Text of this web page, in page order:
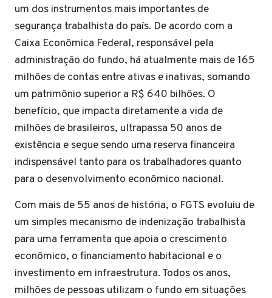
um dos instrumentos mais importantes de
segurança trabalhista do país. De acordo com a
Caixa Econômica Federal, responsável pela
administração do fundo, há atualmente mais de 165
milhões de contas entre ativas e inativas, somando
um patrimônio superior a R$ 640 bilhões. O
benefício, que impacta diretamente a vida de
milhões de brasileiros, ultrapassa 50 anos de
existência e segue sendo uma reserva financeira
indispensável tanto para os trabalhadores quanto
para o desenvolvimento econômico nacional.
Com mais de 55 anos de história, o FGTS evoluiu de
um simples mecanismo de indenização trabalhista
para uma ferramenta que apoia o crescimento
econômico, o financiamento habitacional e o
investimento em infraestrutura. Todos os anos,
milhões de pessoas utilizam o fundo em situações